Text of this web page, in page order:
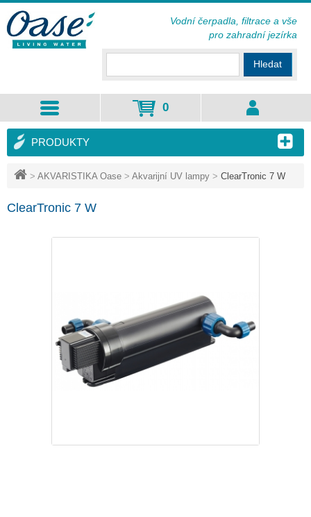
> AKVARISTIKA Oase > Akvarijní UV lampy > ClearTronic 7 W
ClearTronic 7 W
PRODUKTY
Hledat
0
Vodní čerpadla, filtrace a vše
pro zahradní jezírka